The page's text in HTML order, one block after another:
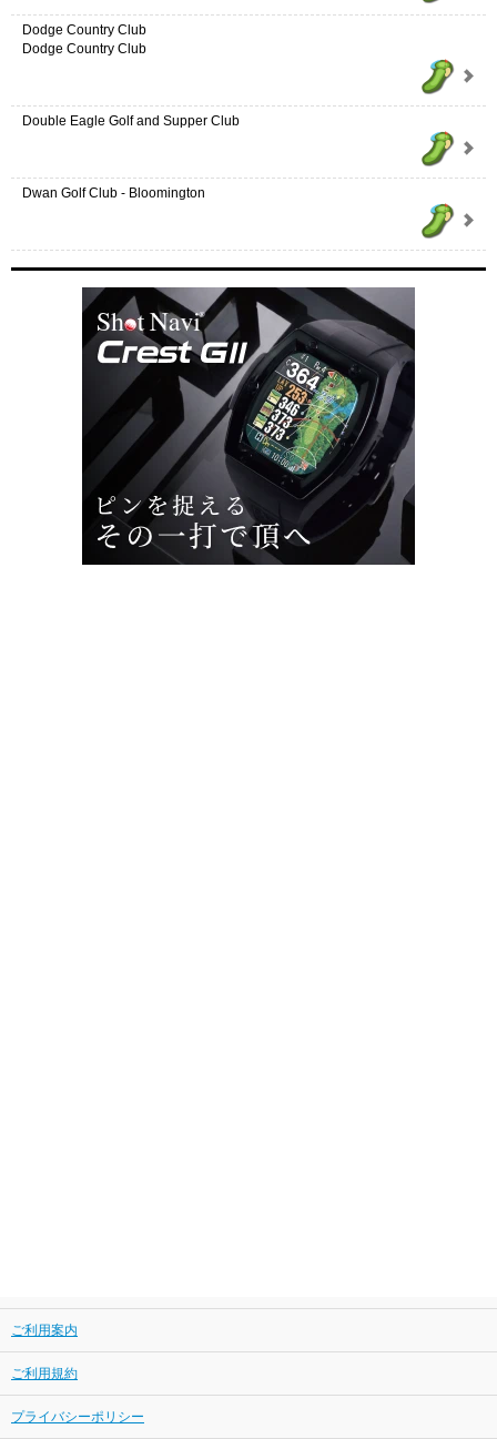
Dodge Country Club
Dodge Country Club
Double Eagle Golf and Supper Club
Dwan Golf Club - Bloomington
ご利用案内
ご利用規約
プライバシーポリシー